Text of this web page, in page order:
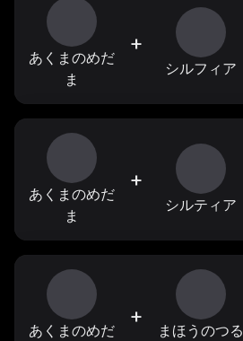
あくまのめだ
ま
+
シルフィア
あくまのめだ
ま
+
シルティア
あくまのめだ
+
まほうのつる